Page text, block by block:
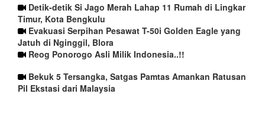
Detik-detik Si Jago Merah Lahap 11 Rumah di Lingkar
Timur, Kota Bengkulu
Evakuasi Serpihan Pesawat T-50i Golden Eagle yang
Jatuh di Nginggil, Blora
Reog Ponorogo Asli Milik Indonesia..!!
Bekuk 5 Tersangka, Satgas Pamtas Amankan Ratusan
Pil Ekstasi dari Malaysia